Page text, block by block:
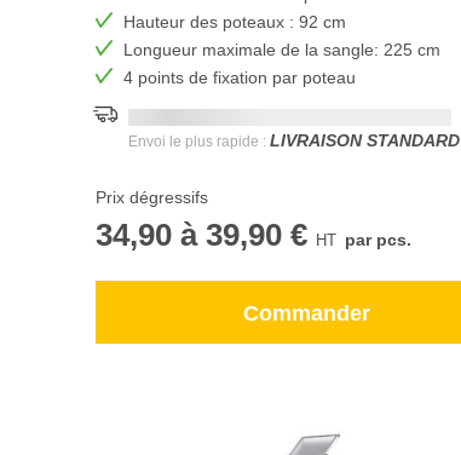
Hauteur des poteaux : 92 cm
Longueur maximale de la sangle: 225 cm
4 points de fixation par poteau
Envoi le plus rapide : LIVRAISON STANDARD
Prix dégressifs
34,90 à 39,90 € par pcs.
Commander